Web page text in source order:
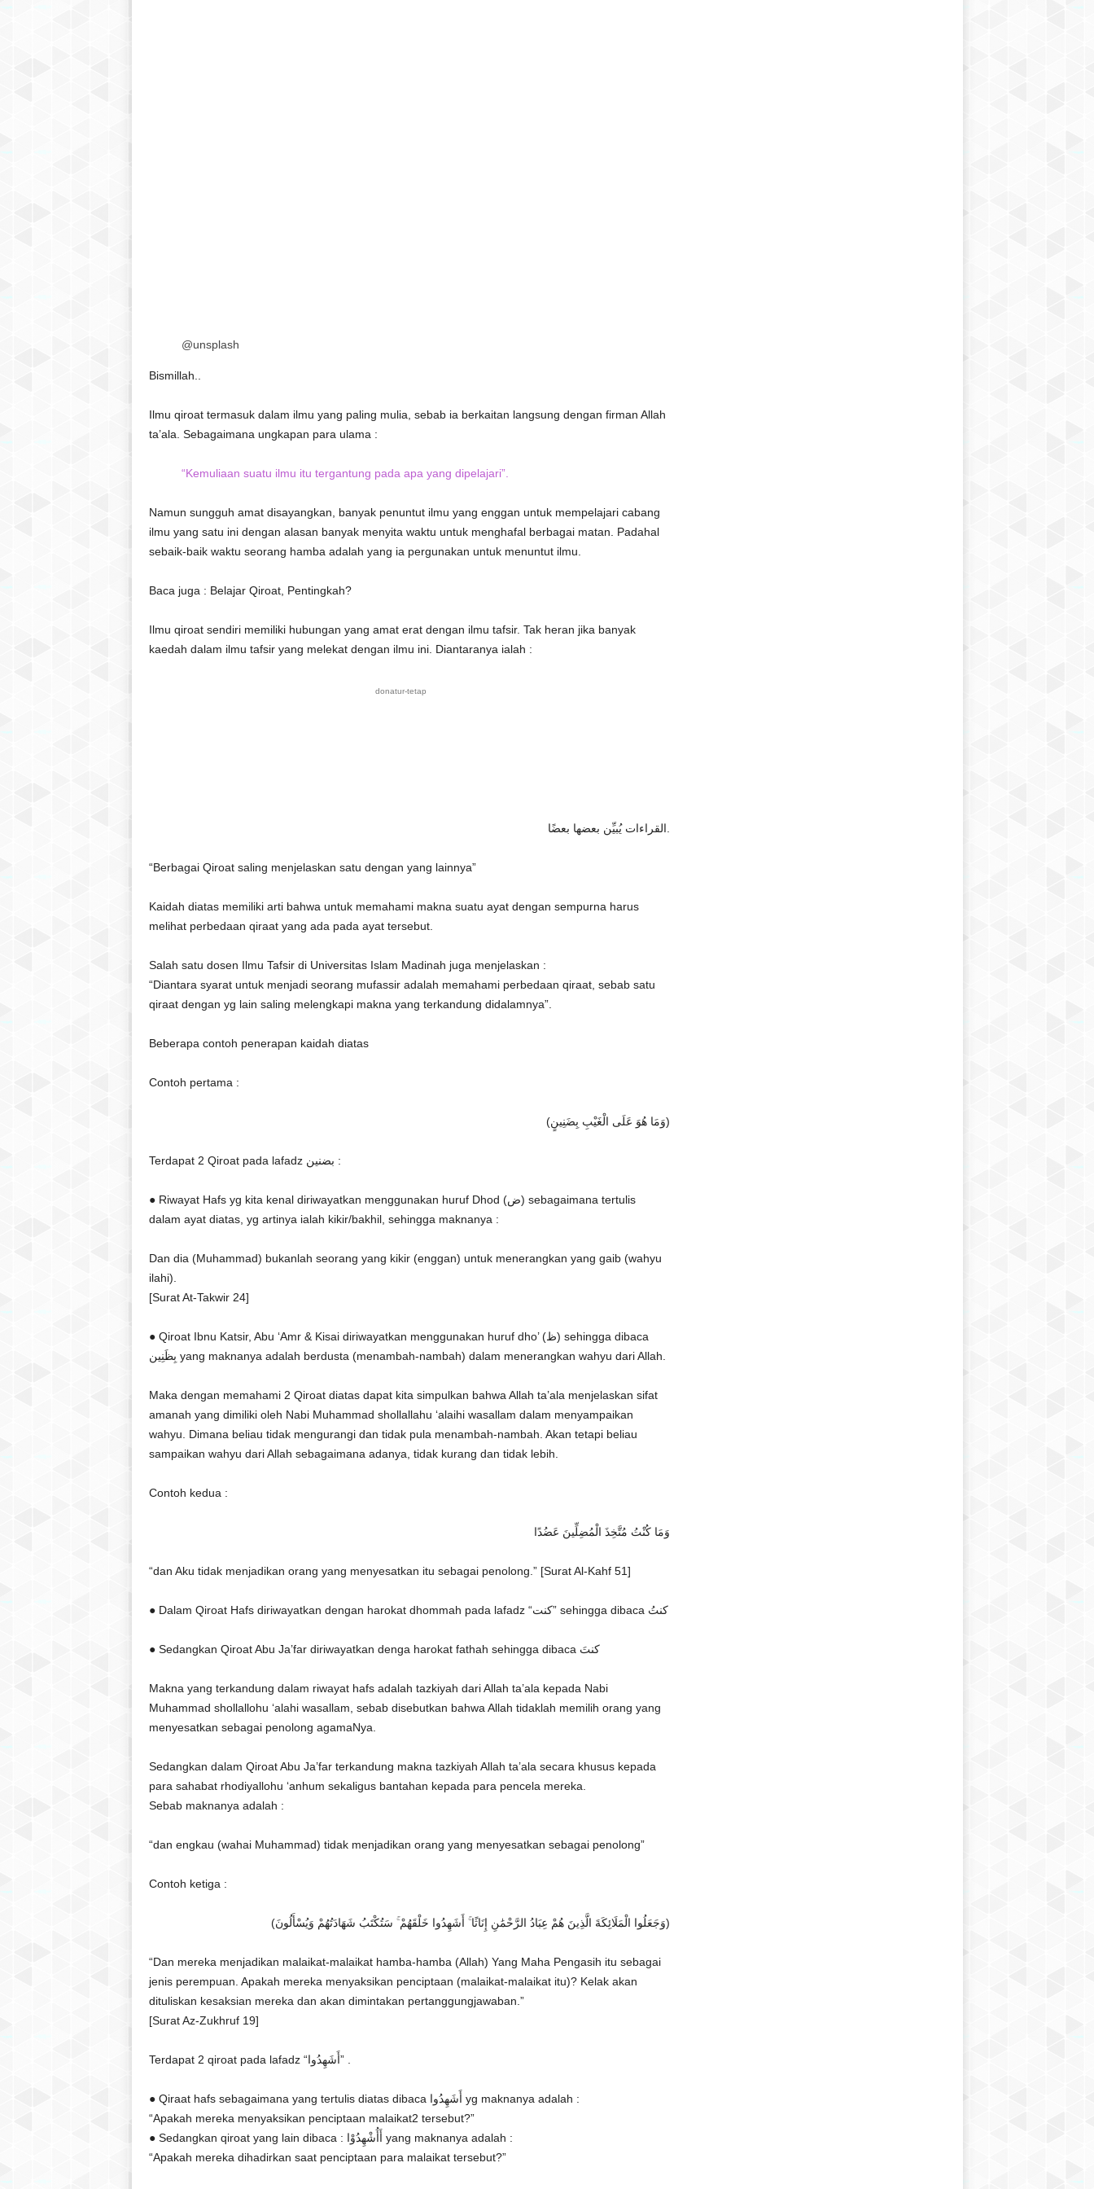
@unsplash
Bismillah..
Ilmu qiroat termasuk dalam ilmu yang paling mulia, sebab ia berkaitan langsung dengan firman Allah
ta’ala. Sebagaimana ungkapan para ulama :
“Kemuliaan suatu ilmu itu tergantung pada apa yang dipelajari”.
Namun sungguh amat disayangkan, banyak penuntut ilmu yang enggan untuk mempelajari cabang
ilmu yang satu ini dengan alasan banyak menyita waktu untuk menghafal berbagai matan. Padahal
sebaik-baik waktu seorang hamba adalah yang ia pergunakan untuk menuntut ilmu.
Baca juga : Belajar Qiroat, Pentingkah?
Ilmu qiroat sendiri memiliki hubungan yang amat erat dengan ilmu tafsir. Tak heran jika banyak
kaedah dalam ilmu tafsir yang melekat dengan ilmu ini. Diantaranya ialah :
donatur-tetap
“Berbagai Qiroat saling menjelaskan satu dengan yang lainnya”
Kaidah diatas memiliki arti bahwa untuk memahami makna suatu ayat dengan sempurna harus
melihat perbedaan qiraat yang ada pada ayat tersebut.
Salah satu dosen Ilmu Tafsir di Universitas Islam Madinah juga menjelaskan :
“Diantara syarat untuk menjadi seorang mufassir adalah memahami perbedaan qiraat, sebab satu
qiraat dengan yg lain saling melengkapi makna yang terkandung didalamnya”.
Beberapa contoh penerapan kaidah diatas
Contoh pertama :
(وَمَا هُوَ عَلَى الْغَيْبِ بِضَنِينٍ)
Terdapat 2 Qiroat pada lafadz بضنين :
● Riwayat Hafs yg kita kenal diriwayatkan menggunakan huruf Dhod (ض) sebagaimana tertulis
dalam ayat diatas, yg artinya ialah kikir/bakhil, sehingga maknanya :
Dan dia (Muhammad) bukanlah seorang yang kikir (enggan) untuk menerangkan yang gaib (wahyu
ilahi).
[Surat At-Takwir 24]
● Qiroat Ibnu Katsir, Abu ‘Amr & Kisai diriwayatkan menggunakan huruf dho’ (ظ) sehingga dibaca
بِظَنِين yang maknanya adalah berdusta (menambah-nambah) dalam menerangkan wahyu dari Allah.
Maka dengan memahami 2 Qiroat diatas dapat kita simpulkan bahwa Allah ta’ala menjelaskan sifat
amanah yang dimiliki oleh Nabi Muhammad shollallahu ‘alaihi wasallam dalam menyampaikan
wahyu. Dimana beliau tidak mengurangi dan tidak pula menambah-nambah. Akan tetapi beliau
sampaikan wahyu dari Allah sebagaimana adanya, tidak kurang dan tidak lebih.
Contoh kedua :
وَمَا كُنْتُ مُتَّخِذَ الْمُضِلِّينَ عَضُدًا
“dan Aku tidak menjadikan orang yang menyesatkan itu sebagai penolong.” [Surat Al-Kahf 51]
● Dalam Qiroat Hafs diriwayatkan dengan harokat dhommah pada lafadz “كنت” sehingga dibaca كنتُ
● Sedangkan Qiroat Abu Ja’far diriwayatkan denga harokat fathah sehingga dibaca كنتَ
Makna yang terkandung dalam riwayat hafs adalah tazkiyah dari Allah ta’ala kepada Nabi
Muhammad shollallohu ‘alahi wasallam, sebab disebutkan bahwa Allah tidaklah memilih orang yang
menyesatkan sebagai penolong agamaNya.
Sedangkan dalam Qiroat Abu Ja’far terkandung makna tazkiyah Allah ta’ala secara khusus kepada
para sahabat rhodiyallohu ‘anhum sekaligus bantahan kepada para pencela mereka.
Sebab maknanya adalah :
“dan engkau (wahai Muhammad) tidak menjadikan orang yang menyesatkan sebagai penolong”
Contoh ketiga :
(وَجَعَلُوا الْمَلَائِكَةَ الَّذِينَ هُمْ عِبَادُ الرَّحْمَٰنِ إِنَاثًا ۚ أَشَهِدُوا خَلْقَهُمْ ۚ سَتُكْتَبُ شَهَادَتُهُمْ وَيُسْأَلُونَ)
“Dan mereka menjadikan malaikat-malaikat hamba-hamba (Allah) Yang Maha Pengasih itu sebagai
jenis perempuan. Apakah mereka menyaksikan penciptaan (malaikat-malaikat itu)? Kelak akan
dituliskan kesaksian mereka dan akan dimintakan pertanggungjawaban.”
[Surat Az-Zukhruf 19]
Terdapat 2 qiroat pada lafadz “أَشَهِدُوا” .
● Qiraat hafs sebagaimana yang tertulis diatas dibaca أَشَهِدُوا yg maknanya adalah :
“Apakah mereka menyaksikan penciptaan malaikat2 tersebut?”
● Sedangkan qiroat yang lain dibaca : أَأُشْهِدُوْا yang maknanya adalah :
“Apakah mereka dihadirkan saat penciptaan para malaikat tersebut?”